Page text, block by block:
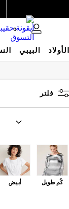
0
الأولاد البيبي
فلتر
كُم طويل أبيض